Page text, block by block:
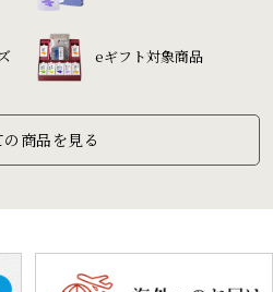
eギフト対象商品
商品を見る